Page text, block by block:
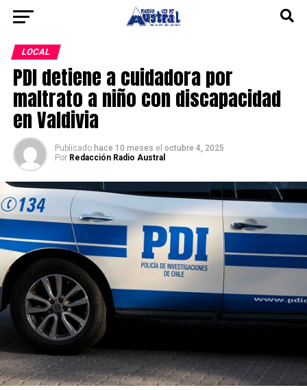
LOCAL
PDI detiene a cuidadora por
maltrato a niño con discapacidad
en Valdivia
Publicado hace 10 meses el octubre 4, 2025
Por Redacción Radio Austral